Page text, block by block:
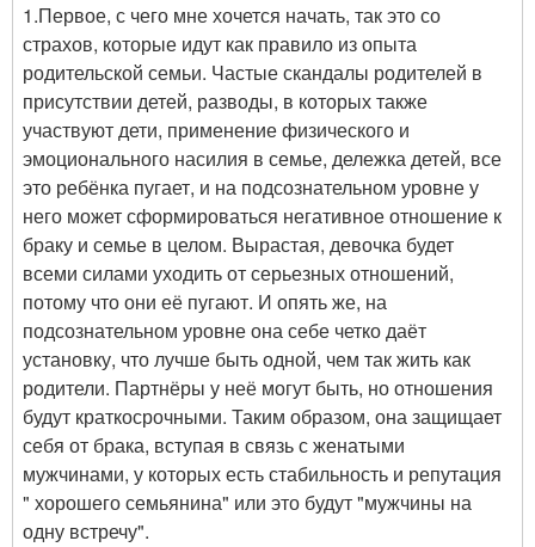
1.Первое, с чего мне хочется начать, так это со
страхов, которые идут как правило из опыта
родительской семьи. Частые скандалы родителей в
присутствии детей, разводы, в которых также
участвуют дети, применение физического и
эмоционального насилия в семье, дележка детей, все
это ребёнка пугает, и на подсознательном уровне у
него может сформироваться негативное отношение к
браку и семье в целом. Вырастая, девочка будет
всеми силами уходить от серьезных отношений,
потому что они её пугают. И опять же, на
подсознательном уровне она себе четко даёт
установку, что лучше быть одной, чем так жить как
родители. Партнёры у неё могут быть, но отношения
будут краткосрочными. Таким образом, она защищает
себя от брака, вступая в связь с женатыми
мужчинами, у которых есть стабильность и репутация
" хорошего семьянина" или это будут "мужчины на
одну встречу".